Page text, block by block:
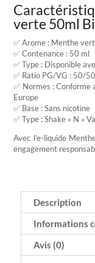
verte 50ml
✅ Arome : Menthe
✅ Contenance : 50 ml
✅ Type : Disponible
✅ Ratio PG/VG : 50/50
✅ Normes : Conforme
Europe
✅ Base : Sans nicotine
✅ Type : Shake « N »
Avec l’e-liquide
engagement
Description
Informations
Avis (0)